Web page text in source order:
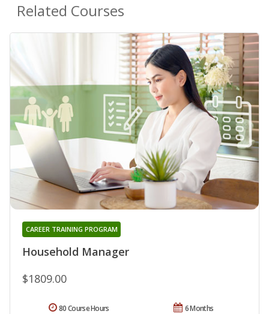
Related Courses
Household Manager
CAREER TRAINING PROGRAM
$1809.00
6 Months
80 Course Hours